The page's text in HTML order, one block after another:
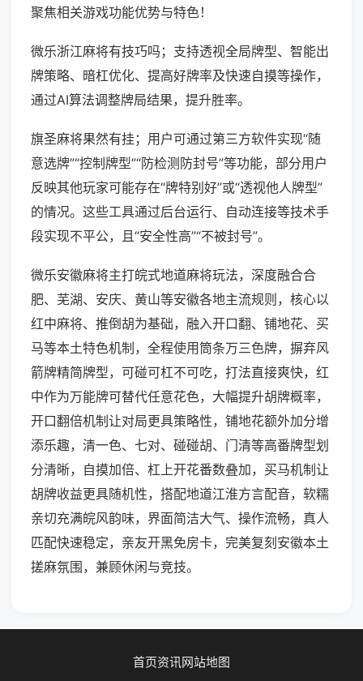
聚焦相关游戏功能优势与特色！
微乐浙江麻将有技巧吗；支持透视全局牌型、智能出
牌策略、暗杠优化、提高好牌率及快速自摸等操作，
通过AI算法调整牌局结果，提升胜率。
旗圣麻将果然有挂；用户可通过第三方软件实现“随
意选牌”“控制牌型”“防检测防封号”等功能，部分用户
反映其他玩家可能存在“牌特别好”或“透视他人牌型”
的情况。这些工具通过后台运行、自动连接等技术手
段实现不平公，且“安全性高”“不被封号”。
微乐安徽麻将主打皖式地道麻将玩法，深度融合合
肥、芜湖、安庆、黄山等安徽各地主流规则，核心以
红中麻将、推倒胡为基础，融入开口翻、铺地花、买
马等本土特色机制，全程使用筒条万三色牌，摒弃风
箭牌精简牌型，可碰可杠不可吃，打法直接爽快，红
中作为万能牌可替代任意花色，大幅提升胡牌概率，
开口翻倍机制让对局更具策略性，铺地花额外加分增
添乐趣，清一色、七对、碰碰胡、门清等高番牌型划
分清晰，自摸加倍、杠上开花番数叠加，买马机制让
胡牌收益更具随机性，搭配地道江淮方言配音，软糯
亲切充满皖风韵味，界面简洁大气、操作流畅，真人
匹配快速稳定，亲友开黑免房卡，完美复刻安徽本土
搓麻氛围，兼顾休闲与竞技。
首页资讯网站地图